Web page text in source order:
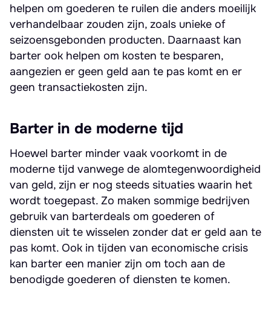
helpen om goederen te ruilen die anders moeilijk
verhandelbaar zouden zijn, zoals unieke of
seizoensgebonden producten. Daarnaast kan
barter ook helpen om kosten te besparen,
aangezien er geen geld aan te pas komt en er
geen transactiekosten zijn.
Barter in de moderne tijd
Hoewel barter minder vaak voorkomt in de
moderne tijd vanwege de alomtegenwoordigheid
van geld, zijn er nog steeds situaties waarin het
wordt toegepast. Zo maken sommige bedrijven
gebruik van barterdeals om goederen of
diensten uit te wisselen zonder dat er geld aan te
pas komt. Ook in tijden van economische crisis
kan barter een manier zijn om toch aan de
benodigde goederen of diensten te komen.